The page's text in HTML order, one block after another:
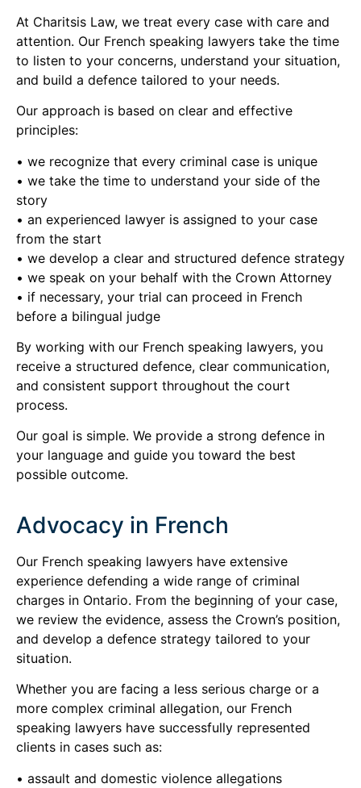
At Charitsis Law, we treat every case with care and
attention. Our French speaking lawyers take the time
to listen to your concerns, understand your situation,
and build a defence tailored to your needs.
Our approach is based on clear and effective
principles:
• we recognize that every criminal case is unique
• we take the time to understand your side of the
story
• an experienced lawyer is assigned to your case
from the start
• we develop a clear and structured defence strategy
• we speak on your behalf with the Crown Attorney
• if necessary, your trial can proceed in French
before a bilingual judge
By working with our French speaking lawyers, you
receive a structured defence, clear communication,
and consistent support throughout the court
process.
Our goal is simple. We provide a strong defence in
your language and guide you toward the best
possible outcome.
Advocacy in French
Our French speaking lawyers have extensive
experience defending a wide range of criminal
charges in Ontario. From the beginning of your case,
we review the evidence, assess the Crown’s position,
and develop a defence strategy tailored to your
situation.
Whether you are facing a less serious charge or a
more complex criminal allegation, our French
speaking lawyers have successfully represented
clients in cases such as:
• assault and domestic violence allegations